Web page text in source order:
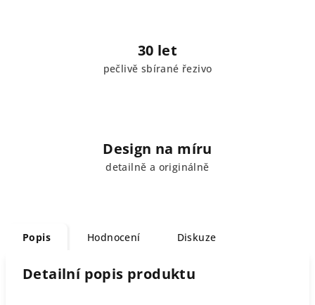
30 let
pečlivě sbírané řezivo
Design na míru
detailně a originálně
Popis Hodnocení Diskuze
Detailní popis produktu